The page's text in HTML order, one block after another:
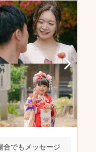
合でもメッセージ